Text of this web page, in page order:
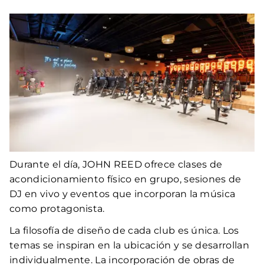
Durante el día, JOHN REED ofrece clases de
acondicionamiento físico en grupo, sesiones de
DJ en vivo y eventos que incorporan la música
como protagonista.
La filosofía de diseño de cada club es única. Los
temas se inspiran en la ubicación y se desarrollan
individualmente. La incorporación de obras de